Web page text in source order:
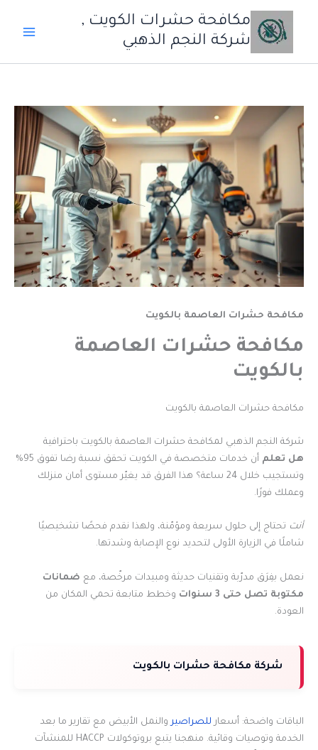
المحتوى
مكافحة حشرات الكويت ,
شركة النجم الذهبي
مكافحة حشرات العاصمة بالكويت
مكافحة حشرات العاصمة
بالكويت
مكافحة حشرات العاصمة بالكويت
شركة النجم الذهبي لمكافحة حشرات العاصمة بالكويت باحترافية
هل تعلم
أن خدمات متخصصة في الكويت تحقق نسبة رضا تفوق 95%
وتستجيب خلال 24 ساعة؟ هذا الفرق قد يغيّر مستوى أمان منزلك
وعملك فورًا.
أنت تحتاج إلى حلول سريعة ومؤمّنة، ولهذا نقدم فحصًا تشخيصيًا
شاملًا في الزيارة الأولى لتحديد نوع الإصابة وشدتها.
نعمل بفِرَق مدرّبة وتقنيات حديثة ومبيدات مرخّصة، مع ضمانات
مكتوبة تصل حتى 3 سنوات
وخطط متابعة تحمي المكان من
العودة.
شركة مكافحة حشرات بالكويت
الباقات واضحة: أسعار للصراصير والنمل الأبيض مع تقارير ما بعد
الخدمة وتوصيات وقائية. منهجنا يتبع بروتوكولات HACCP للمنشآت